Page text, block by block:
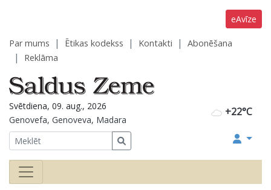
eAvīze
Par mums Ētikas kodekss Kontakti
Abonēšana
Reklāma
+22°C
Svētdiena, 09. aug., 2026
Genovefa, Genoveva, Madara